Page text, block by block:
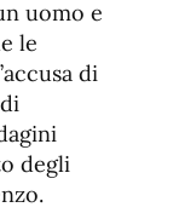
uomo e
le
di
degli